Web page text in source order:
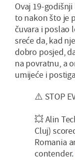
Ovaj 19-
to nakon što je
čuvara i poslao
sreće da, kad
dobro posjed,
na povratnu, a
umijeće i
⚠️ STOP
💥 Alin
Cluj)
Romania
contender.